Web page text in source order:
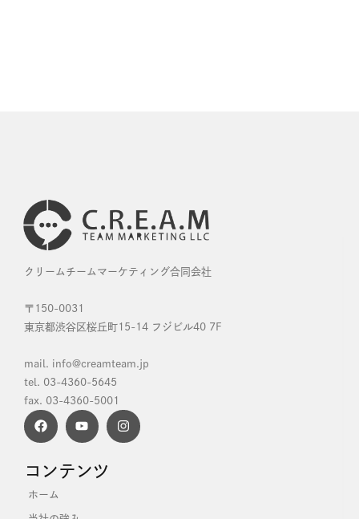
クリームチームマーケティング合同会社
〒150-0031
東京都渋谷区桜丘町15-14 フジビル40 7F
mail. info@creamteam.jp
tel. 03-4360-5645
fax. 03-4360-5001
コンテンツ
ホーム